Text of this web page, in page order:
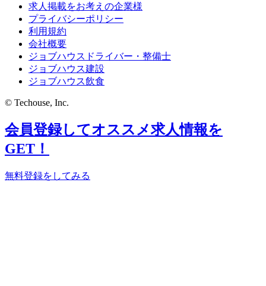
求人掲載をお考えの企業様
プライバシーポリシー
利用規約
会社概要
ジョブハウスドライバー・整備士
ジョブハウス建設
ジョブハウス飲食
© Techouse, Inc.
会員登録してオススメ求人情報を
GET！
無料登録をしてみる